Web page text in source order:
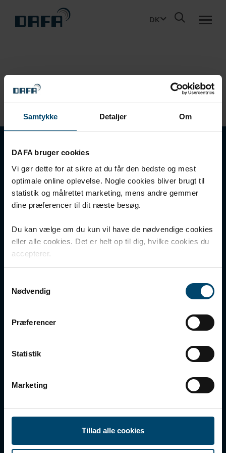
Samtykke Detaljer Om
DAFA bruger cookies
Vi gør dette for at sikre at du får den bedste og mest
optimale online oplevelse. Nogle cookies bliver brugt til
statistik og målrettet marketing, mens andre gemmer
dine præferencer til dit næste besøg.
Du kan vælge om du kun vil have de nødvendige cookies
eller alle cookies. Det er helt op til dig, hvilke cookies du
accepterer.
Nødvendig
Præferencer
Statistik
Marketing
Tillad alle cookies
DK
DAFA BUILDING SOLUTIONS
A/S
Holmstrupgaardvej 1
DK-8220 Brabrand
CVR nr.: 41854510
Kom hurtigt til
KONTAKT
COOKIES OG PERSONDATA
Følg os
BÆREDYGTIGHED
OM DBS
KONTAKT
DOWNLOAD
DAFA BUILDING SOLUTIONS
DAFA INDUSTRIAL SOLUTIONS